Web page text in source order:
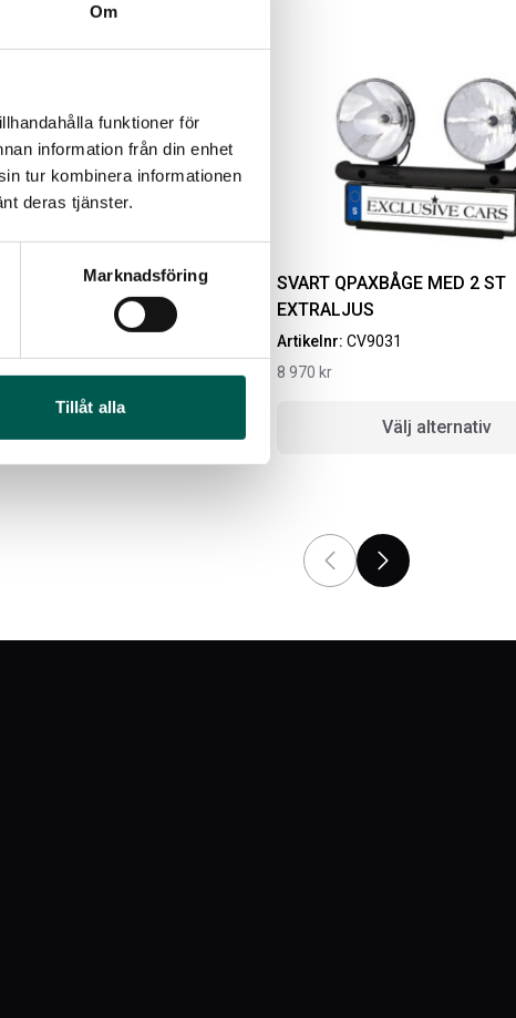
Om
funktioner för
information från din enhet
tur kombinera informationen
deras tjänster.
Marknadsföring
Tillåt alla
Välj alternativ
ORIGINAL GUMMIMATTOR
24
Artikelnr:DO0161
610kr
Artikelnr:RA0365
GRILLEN
SVART QPAXBÅGE MED 2 ST
EXTRALJUS
Artikelnr: CV9031
8 970 kr
Välj alternativ